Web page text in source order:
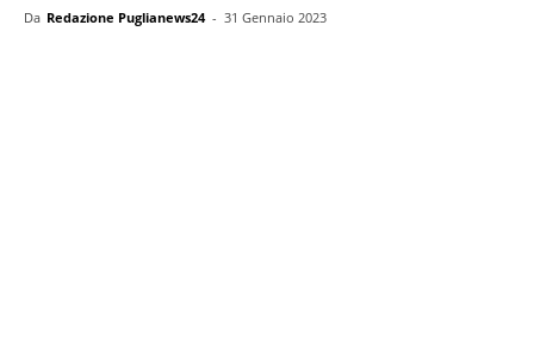
Da Redazione Puglianews24 - 31 Gennaio 2023